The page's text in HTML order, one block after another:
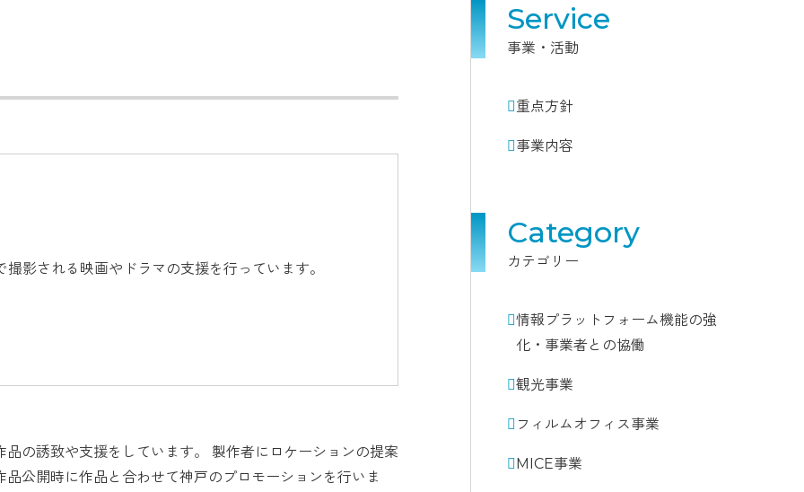
撮影される映画やドラマの支援を行っています。
の誘致や支援をしています。 製作者にロケーションの提案
公開時に作品と合わせて神戸のプロモーションを行いま
Service
事業・活動
重点方針
事業内容
Category
カテゴリー
情報プラットフォーム機能の強
化・事業者との協働
観光事業
フィルムオフィス事業
MICE事業